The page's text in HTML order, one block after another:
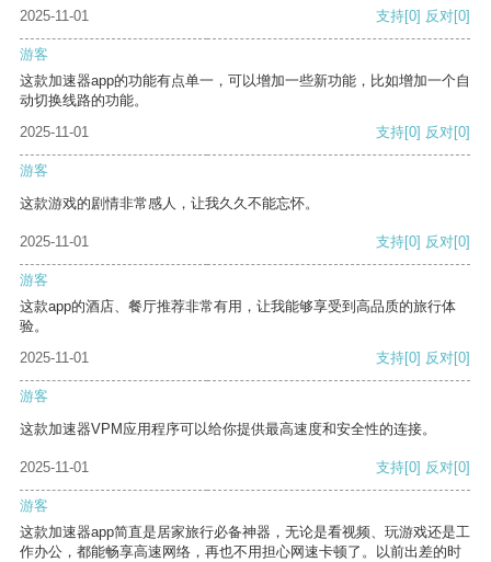
2025-11-01
支持[0] 反对[0]
游客
这款加速器app的功能有点单一，可以增加一些新功能，比如增加一个自
动切换线路的功能。
2025-11-01
支持[0] 反对[0]
游客
这款游戏的剧情非常感人，让我久久不能忘怀。
2025-11-01 支持[0] 反对[0]
游客
这款app的酒店、餐厅推荐非常有用，让我能够享受到高品质的旅行体
验。
2025-11-01
支持[0] 反对[0]
游客
这款加速器VPM应用程序可以给你提供最高速度和安全性的连接。
2025-11-01 支持[0] 反对[0]
游客
这款加速器app简直是居家旅行必备神器，无论是看视频、玩游戏还是工
作办公，都能畅享高速网络，再也不用担心网速卡顿了。以前出差的时